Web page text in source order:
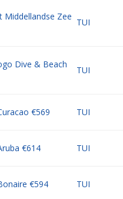
Middellandse Zee
TUI
Dive & Beach
TUI
€569 TUI
€614 TUI
€594 TUI